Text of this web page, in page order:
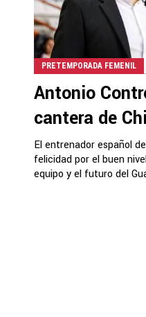
PRETEMPORADA FEMENIL
Antonio
cantera de
El entrenador español
felicidad por el buen
equipo y el futuro del